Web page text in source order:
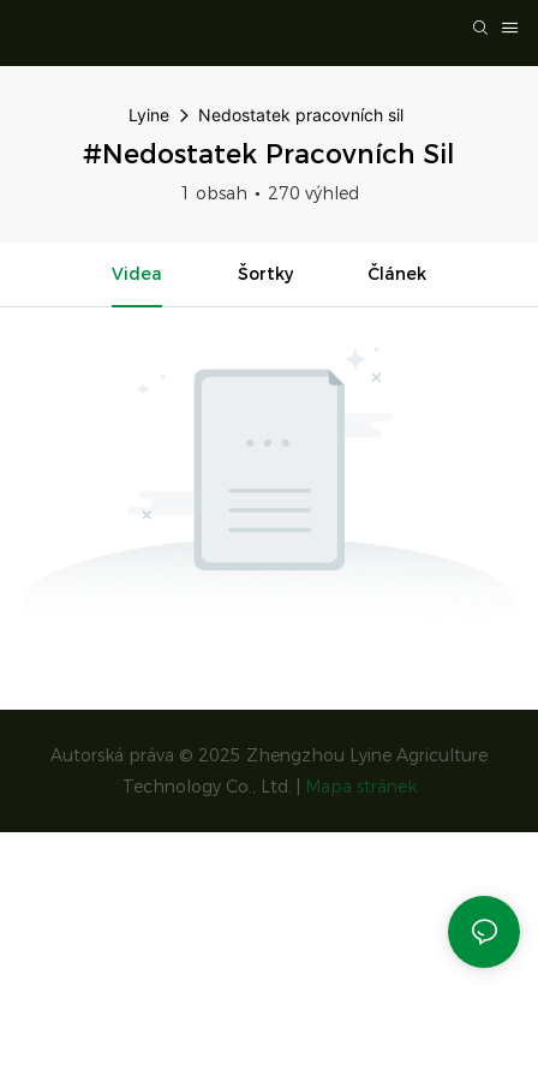
Lyine Nedostatek pracovních sil
#Nedostatek Pracovních Sil
1 obsah 270 výhled
Videa Šortky Článek
Autorská práva © 2025 Zhengzhou Lyine Agriculture
Technology Co., Ltd. |
Mapa stránek